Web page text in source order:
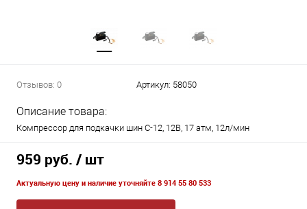
Отзывов: 0 Артикул: 58050
Описание товара:
Компрессор для подкачки шин С-12, 12В, 17 атм, 12л/мин
959 руб. / шт
Актуальную цену и наличие уточняйте 8 914 55 80 533